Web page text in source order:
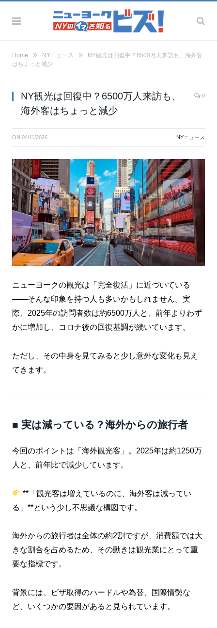
Home » NYニュース »
NY観光は回復中？6500万人来訪も、海外客
はちょっと減少
NY観光は回復中？6500万人来訪も、
海外客はちょっと減少
0
ON 04/11/2026 NYニュース
ニューヨークの観光は「完全復活」に近づいている
——そんな印象を持つ人も多いかもしれません。実
際、2025年の訪問者数は約6500万人と、前年よりわず
かに増加し、コロナ後の回復基調が続いています。
ただし、その中身を見てみると少し意外な変化も見え
てきます。
■ 実は減っている？海外からの旅行者
今回のポイントは「海外観光客」。2025年は約1250万
人と、前年比で減少しています。
**「観光客は増えているのに、海外客は減ってい
る」**という少し不思議な構図です。
海外からの旅行者は全体の約2割ですが、消費額では大
きな割合を占めるため、その動きは観光業にとって重
要な指標です。
背景には、ビザ取得のハードルや為替、国際情勢な
ど、いくつかの要因があると見られています。